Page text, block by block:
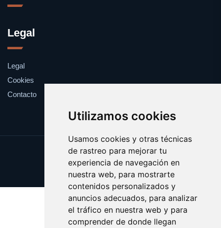
Utilizamos cookies
Usamos cookies y otras técnicas
de rastreo para mejorar tu
experiencia de navegación en
nuestra web, para mostrarte
contenidos personalizados y
anuncios adecuados, para analizar
el tráfico en nuestra web y para
comprender de donde llegan
Legal
Legal
Cookies
Contacto
Update cookies preferences
Copyright © 2025 academicas.es